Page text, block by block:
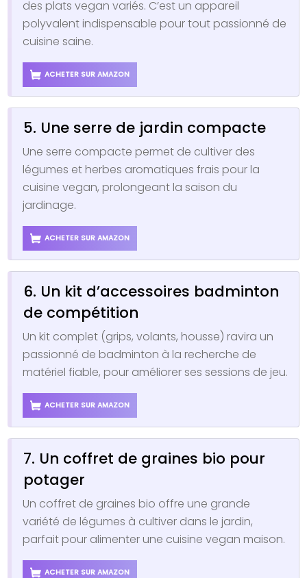
des plats vegan variés. C’est un appareil
polyvalent indispensable pour tout passionné de
cuisine saine.
ACHETER SUR AMAZON
5. Une serre de jardin compacte
Une serre compacte permet de cultiver des
légumes et herbes aromatiques frais pour la
cuisine vegan, prolongeant la saison du
jardinage.
ACHETER SUR AMAZON
6. Un kit d’accessoires badminton
de compétition
Un kit complet (grips, volants, housse) ravira un
passionné de badminton à la recherche de
matériel fiable, pour améliorer ses sessions de jeu.
ACHETER SUR AMAZON
7. Un coffret de graines bio pour
potager
Un coffret de graines bio offre une grande
variété de légumes à cultiver dans le jardin,
parfait pour alimenter une cuisine vegan maison.
ACHETER SUR AMAZON